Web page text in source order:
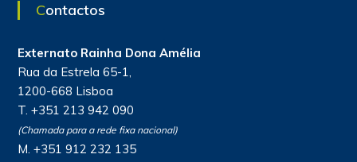
Contactos
Externato Rainha Dona Amélia
Rua da Estrela 65-1,
1200-668 Lisboa
T. +351 213 942 090
(Chamada para a rede fixa nacional)
M. +351 912 232 135